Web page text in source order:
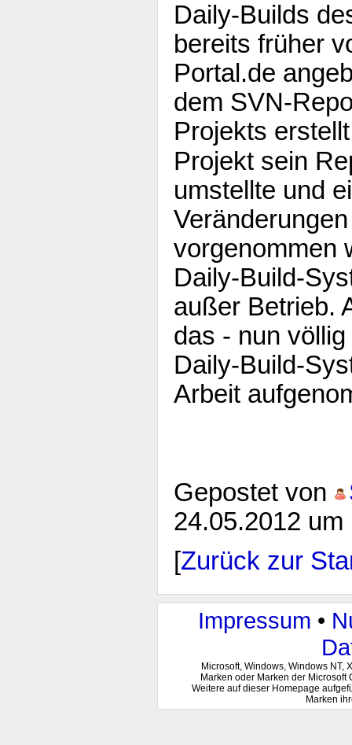
Daily-Builds
bereits früher
Portal.de
dem SVN-
Projekts
Projekt sein
umstellte und
vorgenommen
Daily-Build-
außer Betrieb.
das - nun
Daily-Build-
Arbeit
Gepostet von
24.05.2012 um
[Zurück zur
Impressum •
Microsoft, Windows, Windows NT,
Marken oder Marken der
Weitere auf dieser Homepage
Marken